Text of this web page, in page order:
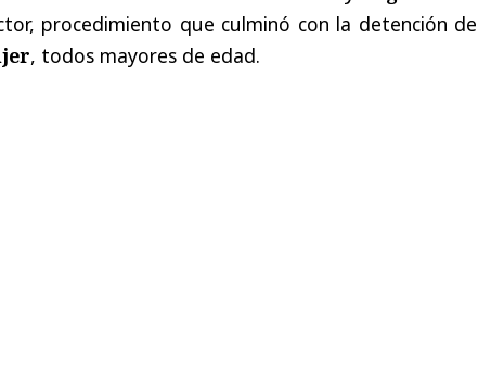
procedimiento que culminó con la detención de
, todos mayores de edad.